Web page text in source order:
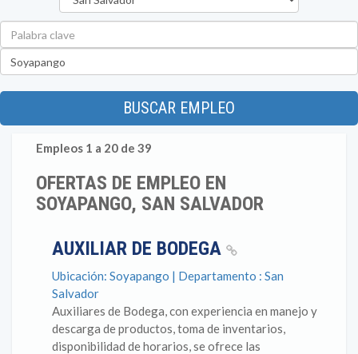
BUSCAR EMPLEO
Empleos 1 a 20 de 39
OFERTAS DE EMPLEO EN
SOYAPANGO, SAN SALVADOR
AUXILIAR DE BODEGA
Ubicación: Soyapango | Departamento : San
Salvador
Auxiliares de Bodega, con experiencia en manejo y
descarga de productos, toma de inventarios,
disponibilidad de horarios, se ofrece las